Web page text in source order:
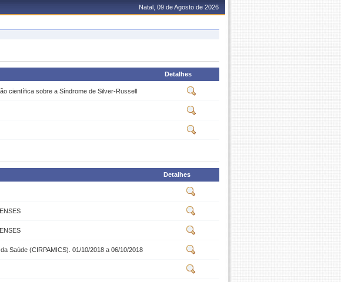
Natal, 09 de Agosto de 2026
Detalhes
científica sobre a Síndrome de Silver-Russell
Detalhes
Saúde (CIRPAMICS). 01/10/2018 a 06/10/2018